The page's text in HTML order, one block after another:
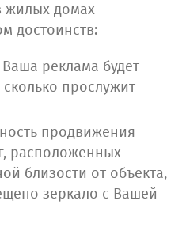
жилых домах
достоинств:
реклама будет
сколько прослужит
продвижения
расположенных
близости от объекта,
зеркало с Вашей